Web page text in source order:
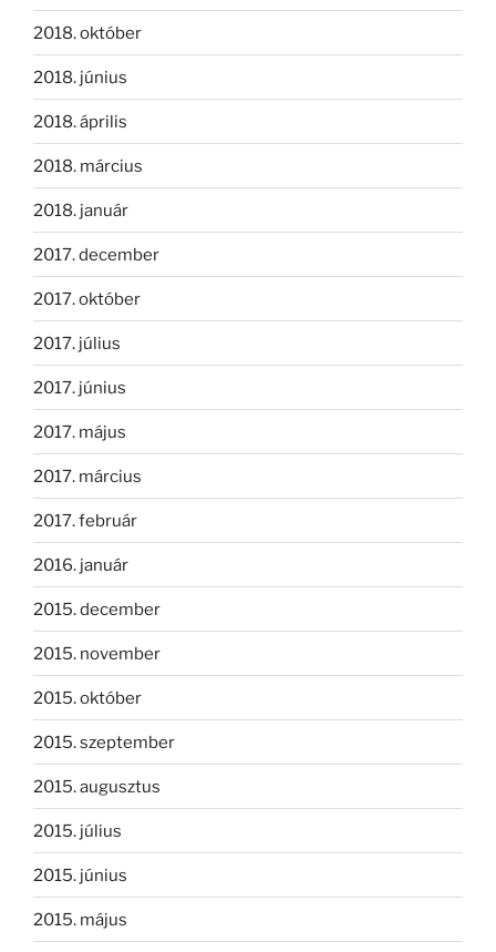
2018. október
2018. június
2018. április
2018. március
2018. január
2017. december
2017. október
2017. július
2017. június
2017. május
2017. március
2017. február
2016. január
2015. december
2015. november
2015. október
2015. szeptember
2015. augusztus
2015. július
2015. június
2015. május